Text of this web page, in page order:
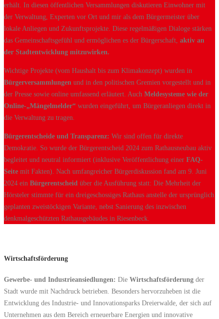
erhält. In diesen öffentlichen Versammlungen diskutieren Einwohner mit
der Verwaltung, Experten vor Ort und mir als dem Bürgermeister über
lokale Anliegen und Zukunftsprojekte. Diese regelmäßigen Dialoge stärken
das Gemeinschaftsgefühl und ermöglichen es der Bürgerschaft, aktiv an
der Stadtentwicklung mitzuwirken.
Wichtige Projekte (vom Haushalt bis zum Klimakonzept) wurden in
Bürgerversammlungen und in den politischen Gremien vorgestellt und in
der Presse sowie online umfassend erläutert. Auch Meldesysteme wie der
Online-„Mängelmelder“ wurden eingeführt, um Bürgeranliegen direkt in
die Verwaltung zu tragen.
Bürgerentscheide und Transparenz: Wir sind offen für direkte
Demokratie. So wurde der Bürgerentscheid 2024 zum Rathausneubau aktiv
begleitet und neutral informiert (inklusive Veröffentlichung einer FAQ-
Seite mit Fakten). Nach umfangreicher Bürgerdiskussion fand am 9. Juni
2024 ein Bürgerentscheid über die Ausführung statt: Die Mehrheit der
Hörsteler stimmte für ein dreigeschossiges Rathaus anstelle der ursprünglich
geplanten zweistöckigen Variante, nebst Sanierung des inzwischen
denkmalgeschützten Rathausgebäudes in Riesenbeck.
Wirtschaftsförderung
Gewerbe- und Industrieansiedlungen: Die Wirtschaftsförderung der
Stadt wurde mit Nachdruck betrieben. Besonders hervorzuheben ist die
Entwicklung des Industrie- und Innovationsparks Dreierwalde, der sich auf
Unternehmen aus dem Bereich erneuerbare Energien und innovative